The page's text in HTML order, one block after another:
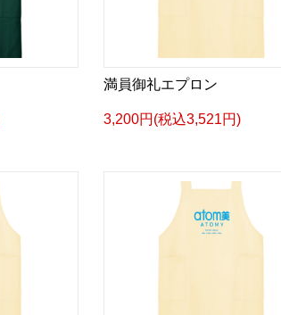
満員御礼エプロン
3,200円(税込3,521円)